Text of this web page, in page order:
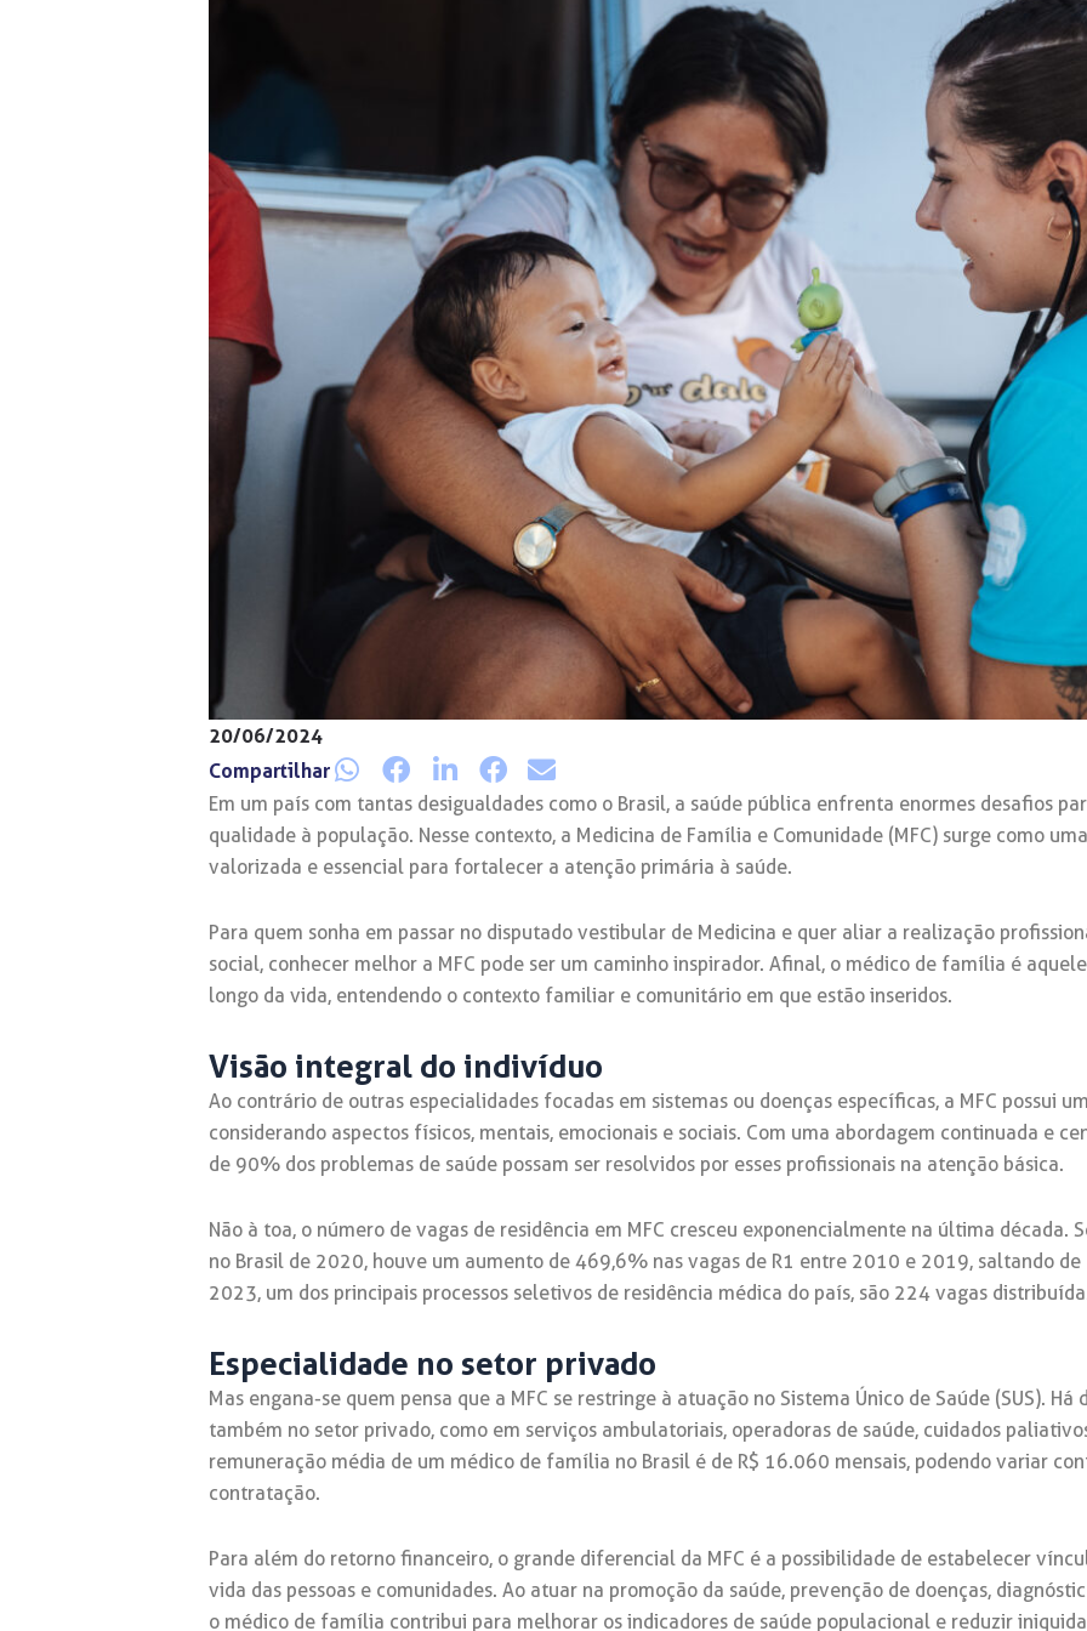
20/06/2024
Compartilhar
Em um país com tantas desigualdades como o Brasil, a saúde pública enfrenta enormes desafios
qualidade à população. Nesse contexto, a Medicina de Família e Comunidade (MFC) surge como
valorizada e essencial para fortalecer a atenção primária à saúde.
Para quem sonha em passar no disputado vestibular de Medicina e quer aliar a realização
social, conhecer melhor a MFC pode ser um caminho inspirador. Afinal, o médico de família é
longo da vida, entendendo o contexto familiar e comunitário em que estão inseridos.
Visão integral do indivíduo
Ao contrário de outras especialidades focadas em sistemas ou doenças específicas, a MFC possui
considerando aspectos físicos, mentais, emocionais e sociais. Com uma abordagem continuada e
de 90% dos problemas de saúde possam ser resolvidos por esses profissionais na atenção básica.
Não à toa, o número de vagas de residência em MFC cresceu exponencialmente na última década.
no Brasil de 2020, houve um aumento de 469,6% nas vagas de R1 entre 2010 e 2019, saltando
2023, um dos principais processos seletivos de residência médica do país, são 224 vagas
Especialidade no setor privado
Mas engana-se quem pensa que a MFC se restringe à atuação no Sistema Único de Saúde (SUS).
também no setor privado, como em serviços ambulatoriais, operadoras de saúde, cuidados
remuneração média de um médico de família no Brasil é de R$ 16.060 mensais, podendo variar
contratação.
Para além do retorno financeiro, o grande diferencial da MFC é a possibilidade de estabelecer
vida das pessoas e comunidades. Ao atuar na promoção da saúde, prevenção de doenças,
o médico de família contribui para melhorar os indicadores de saúde populacional e reduzir